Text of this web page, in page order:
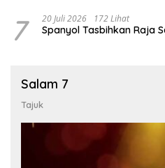
7 20 Juli 2026 172 Lihat
Spanyol Tasbihkan Raja
Salam 7
Tajuk